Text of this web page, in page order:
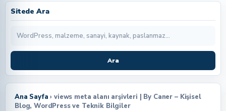
Sitede Ara
Ara
Ana Sayfa › views meta alanı arşivleri | By Caner – Kişisel
Blog, WordPress ve Teknik Bilgiler